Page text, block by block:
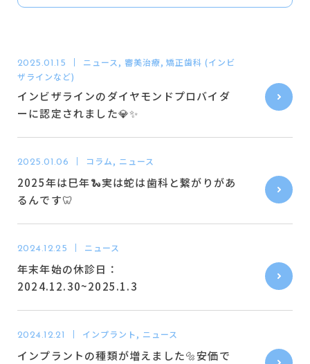
8:00 - 18:30
診療の受付は18:00までに完了してください
予約状況
2025.01.15
ニュース, 審美治療, 矯正歯科 (インビ
ザラインなど)
インビザラインのダイヤモンドプロバイダ
ーに認定されました💎✨
2025.01.06 コラム, ニュース
2025年は巳年🐍実は蛇は歯科と繋がりがあ
るんです🦷
2024.12.25 ニュース
年末年始の休診日：
2024.12.30~2025.1.3
2024.12.21 インプラント, ニュース
インプラントの種類が増えました🔩安価で